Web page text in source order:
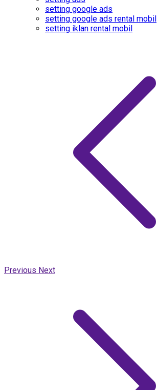
setting google ads
setting google ads rental mobil
setting iklan rental mobil
Previous Next